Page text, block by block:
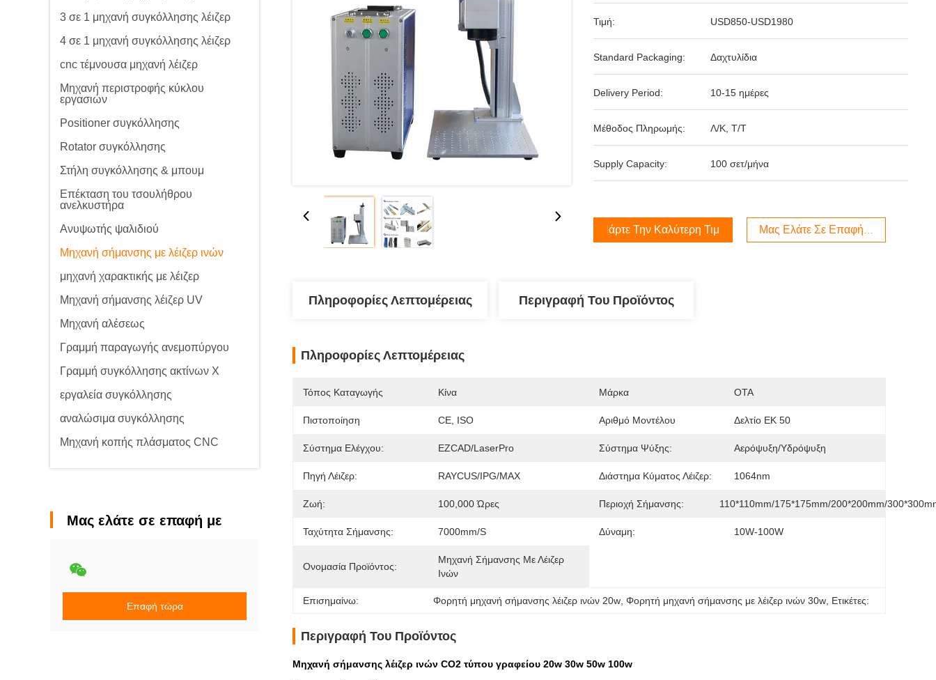
3 σε 1 μηχανή συγκόλλησης λέιζερ
4 σε 1 μηχανή συγκόλλησης λέιζερ
cnc τέμνουσα μηχανή λέιζερ
Μηχανή περιστροφής κύκλου
εργασιών
Positioner συγκόλλησης
Rotator συγκόλλησης
Στήλη συγκόλλησης & μπουμ
Επέκταση του τσουλήθρου
ανελκυστήρα
Ανυψωτής ψαλιδιού
Μηχανή σήμανσης με λέιζερ ινών
μηχανή χαρακτικής με λέιζερ
Μηχανή σήμανσης λέιζερ UV
Μηχανή αλέσεως
Γραμμή παραγωγής ανεμοπύργου
Γραμμή συγκόλλησης ακτίνων Χ
εργαλεία συγκόλλησης
αναλώσιμα συγκόλλησης
Μηχανή κοπής πλάσματος CNC
Μας ελάτε σε επαφή με
Επαφή τώρα
Τιμή: USD850-USD1980
Standard Packaging: Δαχτυλίδια
Delivery Period: 10-15 ημέρες
Μέθοδος Πληρωμής: Λ/Κ, Τ/Τ
Supply Capacity: 100 σετ/μήνα
Πάρτε Την Καλύτερη Τιμή Μας Ελάτε Σε Επαφή Με
Πληροφορίες Λεπτομέρειας Περιγραφή Του Προϊόντος
Πληροφορίες Λεπτομέρειας
Τόπος Καταγωγής Κίνα Μάρκα OTA
Πιστοποίηση CE, ISO Αριθμό Μοντέλου Δελτίο ΕΚ 50
Σύστημα Ελέγχου: EZCAD/LaserPro Σύστημα Ψύξης: Αερόψυξη/υδρόψυξη
Πηγή Λέιζερ: RAYCUS/IPG/MAX Διάστημα Κύματος Λέιζερ: 1064nm
Ζωή: 100,000 Ώρες Περιοχή Σήμανσης: 110*110mm/175*175mm/200*200mm/
Ταχύτητα Σήμανσης: 7000mm/s Δύναμη: 10W-100W
Ονομασία Προϊόντος:
Μηχανή Σήμανσης Με Λέιζερ
Ινών
Επισημαίνω: Φορητή μηχανή σήμανσης λέιζερ ινών 20w , Φορητή μηχανή σήμανσης με λέιζερ ινών 30w Ετικέτες:
Περιγραφή Του Προϊόντος
Μηχανή σήμανσης λέιζερ ινών CO2 τύπου γραφείου 20w 30w 50w 100w